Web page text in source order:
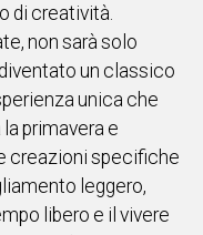
di creatività.
non sarà solo
un classico
unica che
primavera e
creazioni specifiche
leggero,
libero e il vivere